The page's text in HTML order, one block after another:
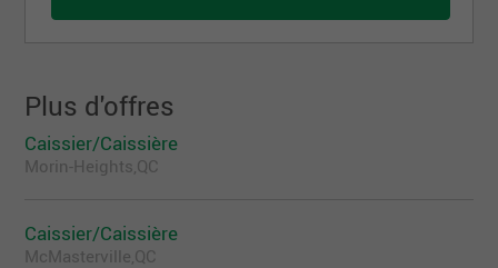
Plus d'offres
Caissier/Caissière
Morin-Heights,QC
Caissier/Caissière
McMasterville,QC